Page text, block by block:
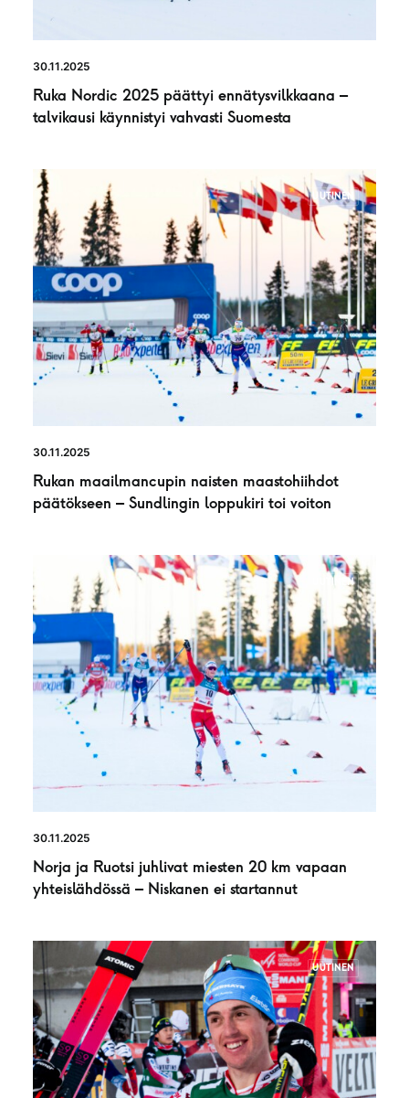
30.11.2025
Ruka Nordic 2025 päättyi ennätysvilkkaana –
talvikausi käynnistyi vahvasti Suomesta
UUTINEN
30.11.2025
Rukan maailmancupin naisten maastohiihdot
päätökseen – Sundlingin loppukiri toi voiton
UUTINEN
30.11.2025
Norja ja Ruotsi juhlivat miesten 20 km vapaan
yhteislähdössä – Niskanen ei startannut
UUTINEN